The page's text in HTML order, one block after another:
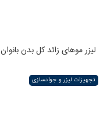
لیزر موهای زائد کل بدن بانوان
تجهیزات لیزر و جوانسازی